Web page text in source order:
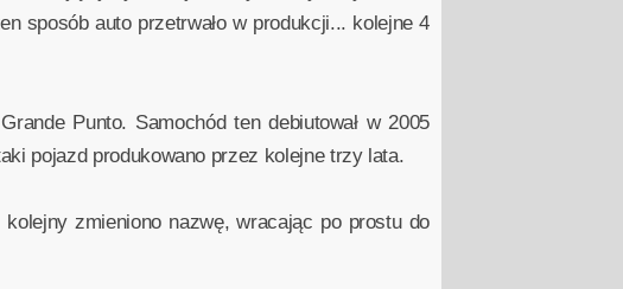
sposób auto przetrwało w produkcji... kolejne 4
Punto. Samochód ten debiutował w 2005
pojazd produkowano przez kolejne trzy lata.
zmieniono nazwę, wracając po prostu do